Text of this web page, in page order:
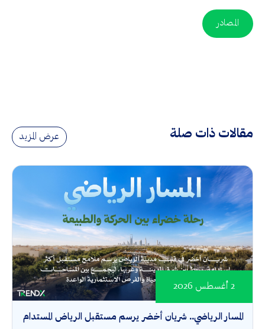
المصادر
مقالات ذات صلة عرض المزيد
المسار الرياضي.. شريان أخضر يرسم مستقبل الرياض المستدام
2 أغسطس 2026